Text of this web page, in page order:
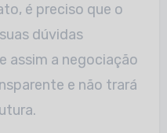
é preciso que o
dúvidas
assim a negociação
e não trará